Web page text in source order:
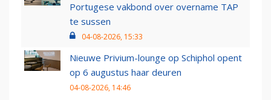
Portugese vakbond over overname TAP
te sussen
04-08-2026, 15:33
Nieuwe Privium-lounge op Schiphol opent
op 6 augustus haar deuren
04-08-2026, 14:46